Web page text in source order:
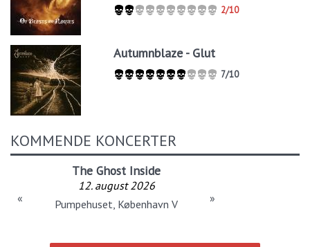
2/10
Autumnblaze - Glut
7/10
KOMMENDE KONCERTER
The Ghost Inside
12. august 2026
Pumpehuset, København V
« »